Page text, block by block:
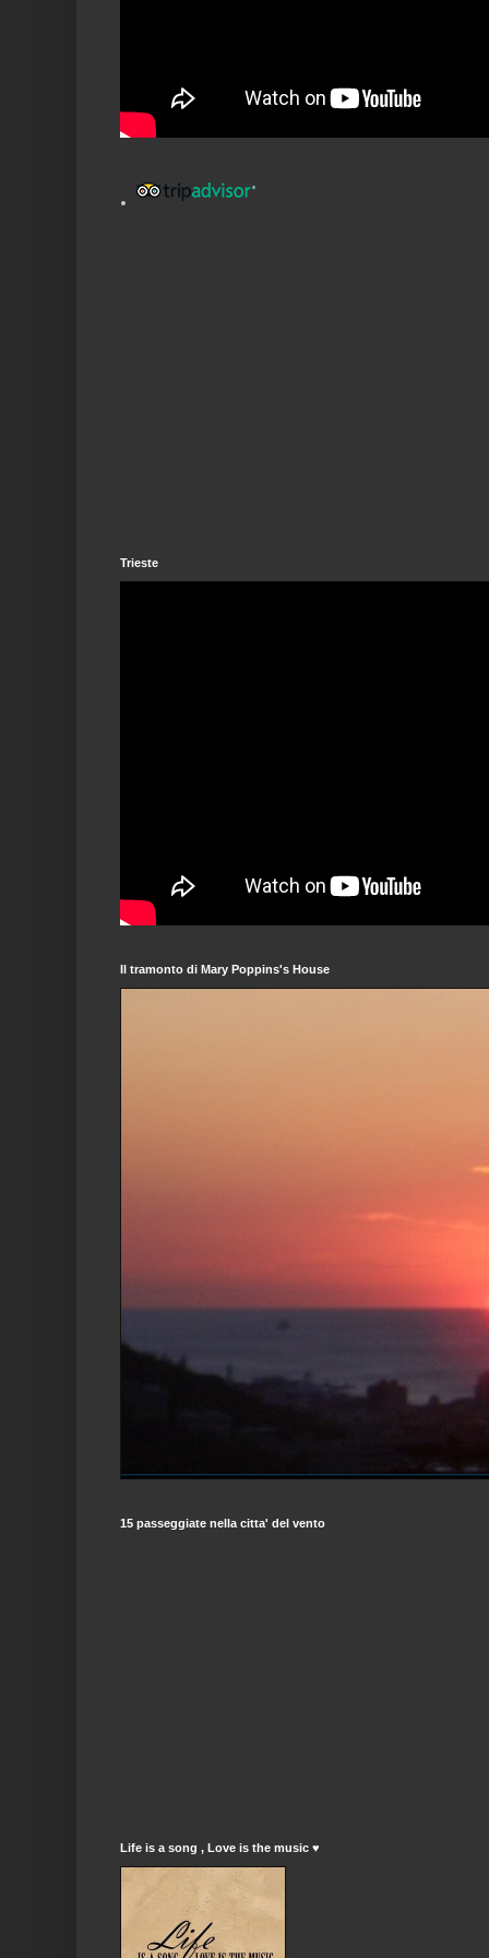
Trieste
Il tramonto di Mary Poppins's House
15 passeggiate nella citta' del vento
Life is a song , Love is the music ♥